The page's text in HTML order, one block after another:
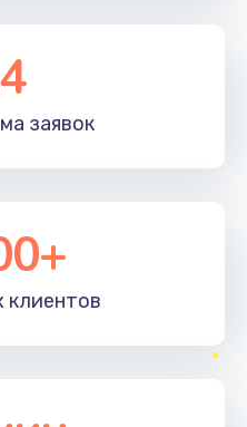
заявок
клиентов